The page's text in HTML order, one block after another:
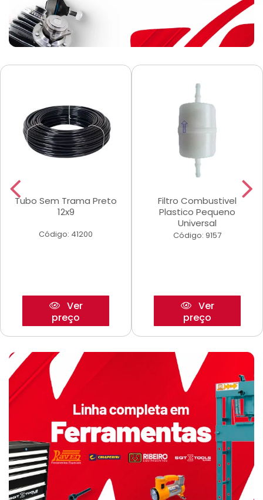
Tubo Sem Trama Preto
12x9
Código: 41200
Ver
preço
Filtro Combustivel
Plastico Pequeno
Universal
Código: 9157
Ver
preço